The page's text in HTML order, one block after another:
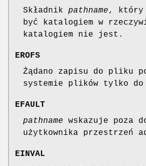
Składnik pathname, który
być katalogiem w
katalogiem nie jest.
EROFS
Żądano zapisu do pliku
systemie plików tylko do
EFAULT
pathname wskazuje poza
użytkownika przestrzeń
EINVAL